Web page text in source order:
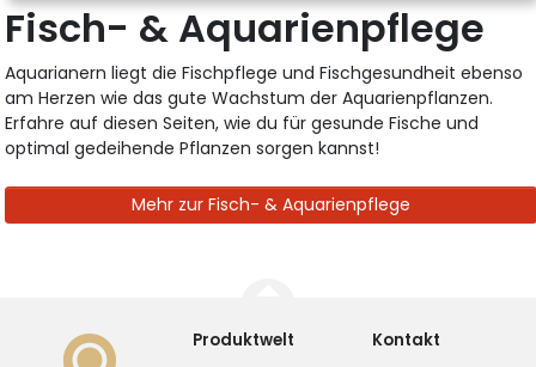
Fisch- & Aquarienpflege
Aquarianern liegt die Fischpflege und Fischgesundheit ebenso
am Herzen wie das gute Wachstum der Aquarienpflanzen.
Erfahre auf diesen Seiten, wie du für gesunde Fische und
optimal gedeihende Pflanzen sorgen kannst!
Mehr zur Fisch- & Aquarienpflege
Produktwelt Kontakt